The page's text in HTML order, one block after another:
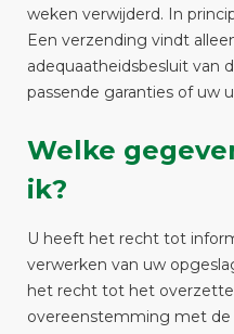
weken verwijderd. In
Een verzending vindt
adequaatheidsbesluit van
passende garanties of uw
Welke
ik?
U heeft het recht tot
verwerken van uw
het recht tot het
overeenstemming met de